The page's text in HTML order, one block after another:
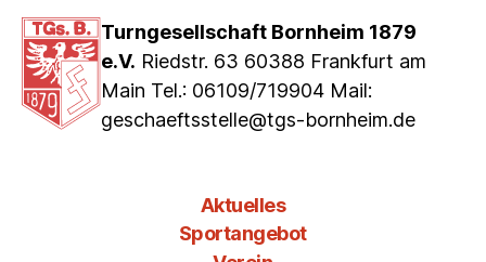
Turngesellschaft Bornheim 1879
e.V. Riedstr. 63 60388 Frankfurt am
Main Tel.: 06109/719904 Mail:
geschaeftsstelle@tgs-bornheim.de
Aktuelles
Sportangebot